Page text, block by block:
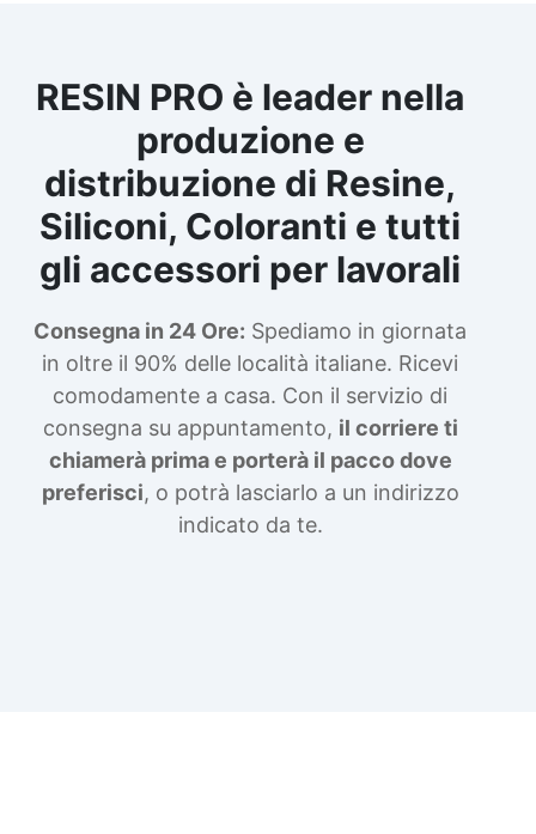
RESIN PRO è leader nella
produzione e
distribuzione di Resine,
Siliconi, Coloranti e tutti
gli accessori per lavorali
Consegna in 24 Ore: Spediamo in giornata
in oltre il 90% delle località italiane. Ricevi
comodamente a casa. Con il servizio di
consegna su appuntamento, il corriere ti
chiamerà prima e porterà il pacco dove
preferisci, o potrà lasciarlo a un indirizzo
indicato da te.